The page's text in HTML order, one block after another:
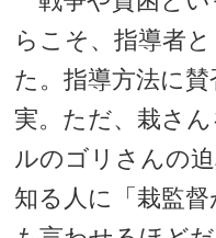
らこそ、指導者
た。指導方法に
実。ただ、栽さ
ルのゴリさんの
知る人に「栽監